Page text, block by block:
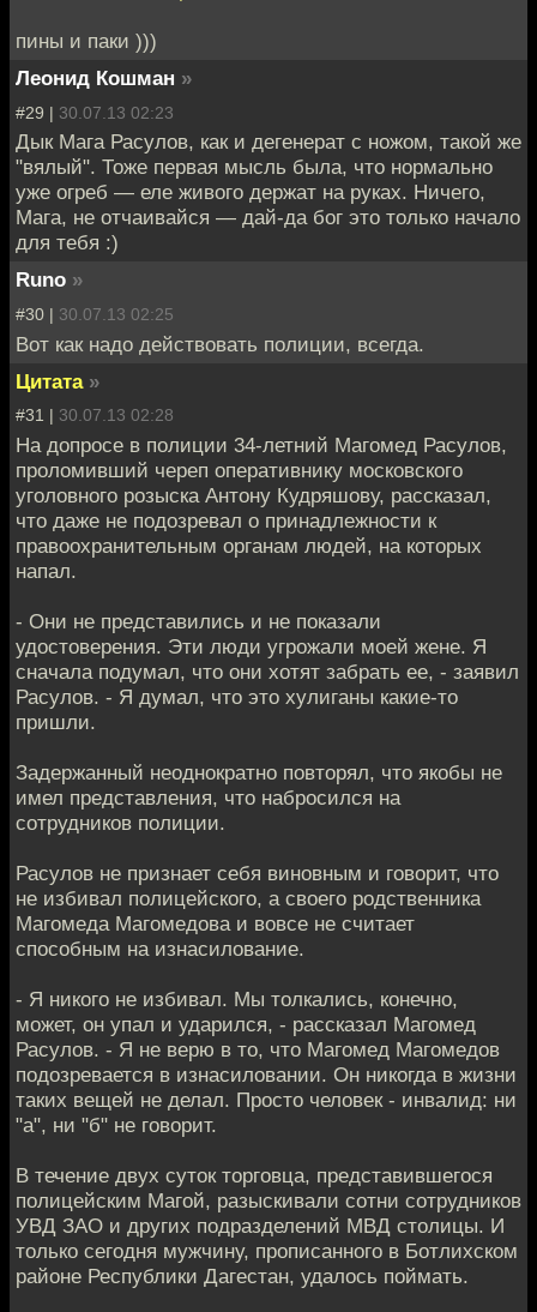
пины и паки )))
Леонид Кошман »
#29 | 30.07.13 02:23
Дык Мага Расулов, как и дегенерат с ножом, такой же
"вялый". Тоже первая мысль была, что нормально
уже огреб — еле живого держат на руках. Ничего,
Мага, не отчаивайся — дай-да бог это только начало
для тебя :)
Runo »
#30 | 30.07.13 02:25
Вот как надо действовать полиции, всегда.
Цитата »
#31 | 30.07.13 02:28
На допросе в полиции 34-летний Магомед Расулов,
проломивший череп оперативнику московского
уголовного розыска Антону Кудряшову, рассказал,
что даже не подозревал о принадлежности к
правоохранительным органам людей, на которых
напал.
- Они не представились и не показали
удостоверения. Эти люди угрожали моей жене. Я
сначала подумал, что они хотят забрать ее, - заявил
Расулов. - Я думал, что это хулиганы какие-то
пришли.
Задержанный неоднократно повторял, что якобы не
имел представления, что набросился на
сотрудников полиции.
Расулов не признает себя виновным и говорит, что
не избивал полицейского, а своего родственника
Магомеда Магомедова и вовсе не считает
способным на изнасилование.
- Я никого не избивал. Мы толкались, конечно,
может, он упал и ударился, - рассказал Магомед
Расулов. - Я не верю в то, что Магомед Магомедов
подозревается в изнасиловании. Он никогда в жизни
таких вещей не делал. Просто человек - инвалид: ни
"а", ни "б" не говорит.
В течение двух суток торговца, представившегося
полицейским Магой, разыскивали сотни сотрудников
УВД ЗАО и других подразделений МВД столицы. И
только сегодня мужчину, прописанного в Ботлихском
районе Республики Дагестан, удалось поймать.